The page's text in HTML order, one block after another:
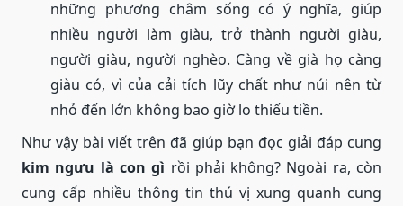
những phương châm sống có ý nghĩa, giúp
nhiều người làm giàu, trở thành người giàu,
người giàu, người nghèo. Càng về già họ càng
giàu có, vì của cải tích lũy chất như núi nên từ
nhỏ đến lớn không bao giờ lo thiếu tiền.
Như vậy bài viết trên đã giúp bạn đọc giải đáp cung
kim ngưu là con gì rồi phải không? Ngoài ra, còn
cung cấp nhiều thông tin thú vị xung quanh cung